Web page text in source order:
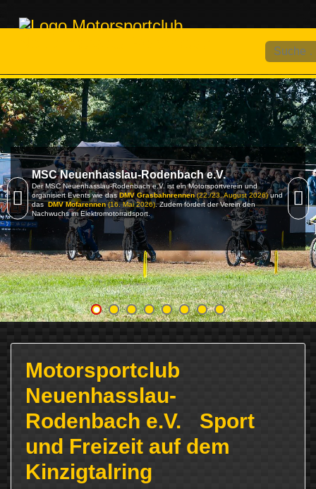
Suchen
MSC Neuenhasslau-Rodenbach e.V.
Der MSC Neuenhasslau-Rodenbach e.V. ist ein Motorsportverein und
organisiert Events wie dasDMV Grasbahnrennen(22./23. August 2026)und
dasDMV Mofarennen(16. Mai 2026). Zudem fördert der Verein den
Nachwuchs im Elektromotorradsport.
Motorsportclub
Neuenhasslau-
Rodenbach e.V. Sport
und Freizeit auf dem
Kinzigtalring